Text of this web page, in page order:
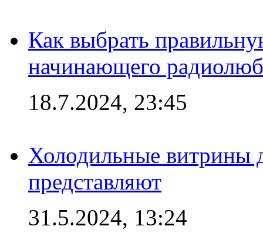
Как выбрать
начинающего
18.7.2024, 23:45
Холодильные витрины
представляют
31.5.2024, 13:24